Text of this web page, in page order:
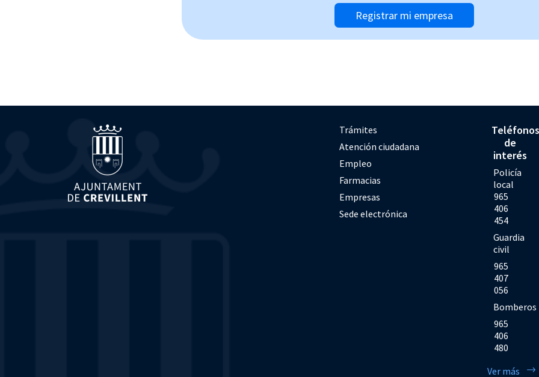
Registrar mi empresa
Trámites
Atención ciudadana
Empleo
Farmacias
Empresas
Sede electrónica
Teléfonos
de
interés
Policía
local
965
406
454
Guardia
civil
965
407
056
Bomberos
965
406
480
Ver más